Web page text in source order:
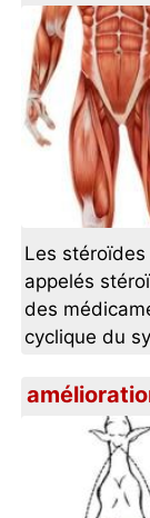
Les
appelés
des
cyclique du